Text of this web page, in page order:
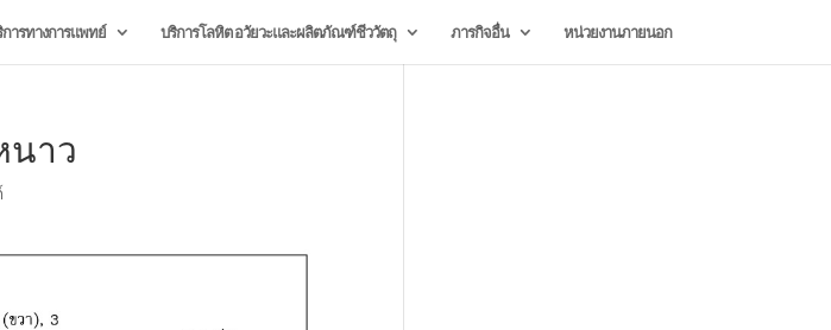
ารทางการแพทย์ บริการโลหิต อวัยวะและผลิตภัณฑ์ชีววัตถุ ภารกิจอื่น หน่วยงานภายนอก
าว